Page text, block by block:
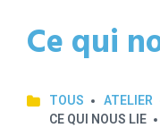
Ce qui
TOUS ATELIER
CE QUI NOUS LIE